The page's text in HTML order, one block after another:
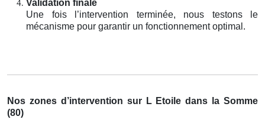
Validation finale
Une fois l’intervention terminée, nous testons le
mécanisme pour garantir un fonctionnement optimal.
Nos zones d’intervention sur L Etoile dans la Somme
(80)